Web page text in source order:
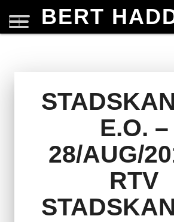
BERT
E.O. –
28/AUG/
RTV